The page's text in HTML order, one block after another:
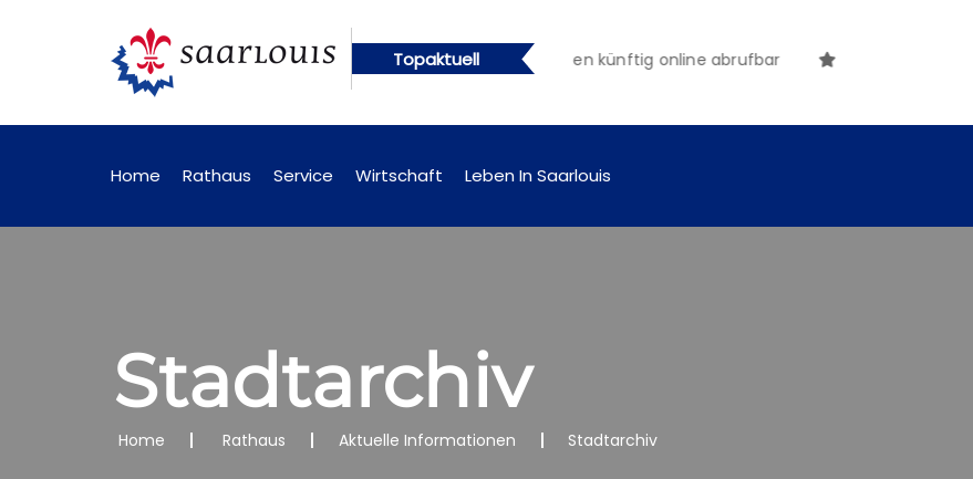
Topaktuell
künftig online abrufbar Öffentliche Bekanntmachungen künftig online abrufbar
Home Rathaus Service Wirtschaft Leben In Saarlouis
Stadtarchiv
Home Rathaus Aktuelle Informationen Stadtarchiv